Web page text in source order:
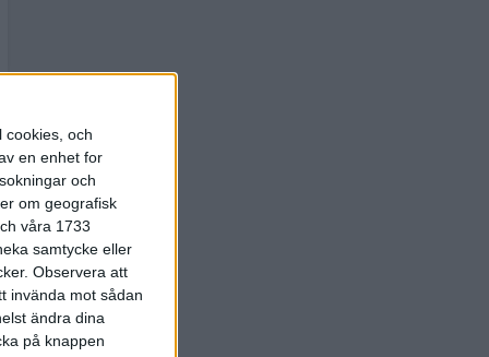
cookies, och
en enhet for
och
om geografisk
våra 1733
samtycke eller
Observera att
invända mot sådan
ändra dina
på knappen